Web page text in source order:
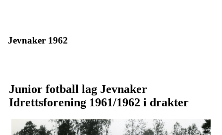
Jevnaker 1962
Junior fotball lag Jevnaker
Idrettsforening 1961/1962 i drakter